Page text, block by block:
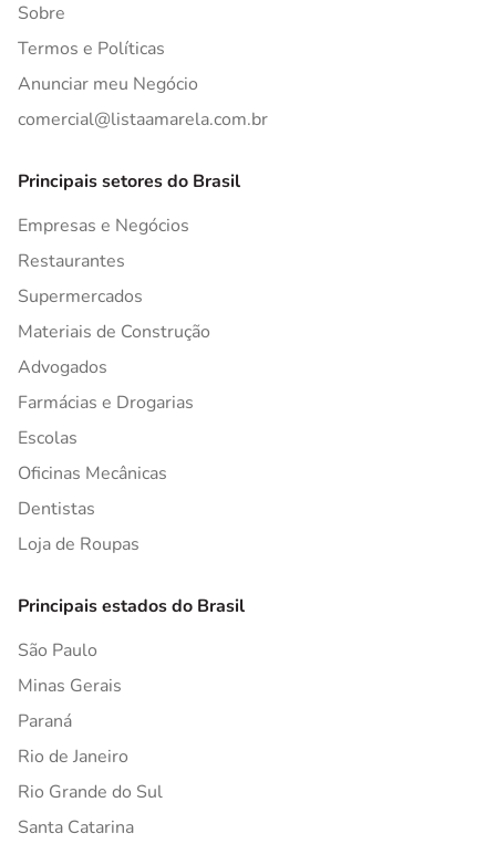
Sobre
Termos e Políticas
Anunciar meu Negócio
comercial@listaamarela.com.br
Principais setores do Brasil
Empresas e Negócios
Restaurantes
Supermercados
Materiais de Construção
Advogados
Farmácias e Drogarias
Escolas
Oficinas Mecânicas
Dentistas
Loja de Roupas
Principais estados do Brasil
São Paulo
Minas Gerais
Paraná
Rio de Janeiro
Rio Grande do Sul
Santa Catarina